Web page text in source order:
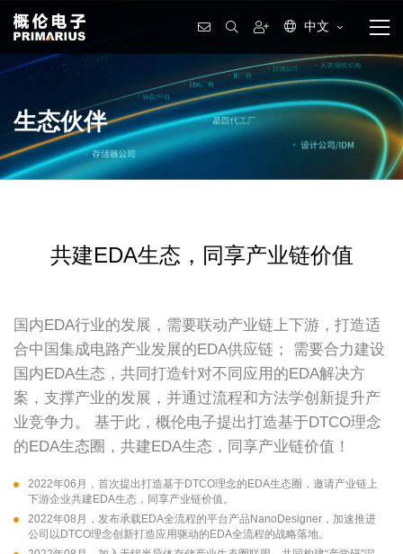
中文
生态伙伴
共建EDA生态，同享产业链价值
国内EDA行业的发展，需要联动产业链上下游，打造适
合中国集成电路产业发展的EDA供应链； 需要合力建设
国内EDA生态，共同打造针对不同应用的EDA解决方
案，支撑产业的发展，并通过流程和方法学创新提升产
业竞争力。 基于此，概伦电子提出打造基于DTCO理念
的EDA生态圈，共建EDA生态，同享产业链价值！
2022年06月，首次提出打造基于DTCO理念的EDA生态圈，邀请产业链上
下游企业共建EDA生态，同享产业链价值。
2022年08月，发布承载EDA全流程的平台产品NanoDesigner，加速推进
公司以DTCO理念创新打造应用驱动的EDA全流程的战略落地。